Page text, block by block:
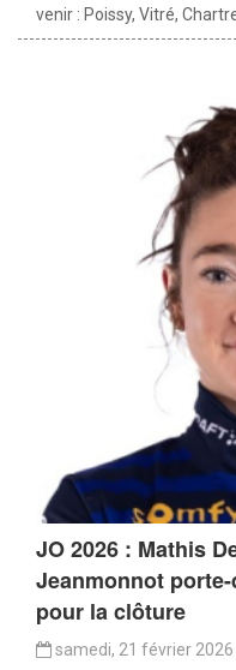
venir : Poissy, Vitré,
JO 2026 : Mathis
Jeanmonnot
pour la clôture
samedi, 21 février 2026